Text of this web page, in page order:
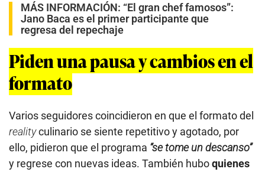
MÁS INFORMACIÓN: “El gran chef famosos”:
Jano Baca es el primer participante que
regresa del repechaje
Piden una pausa y cambios en el
formato
Varios seguidores coincidieron en que el formato del
realityculinario se siente repetitivo y agotado, por
ello, pidieron que el programa “se tome un descanso”
y regrese con nuevas ideas. También huboquienes